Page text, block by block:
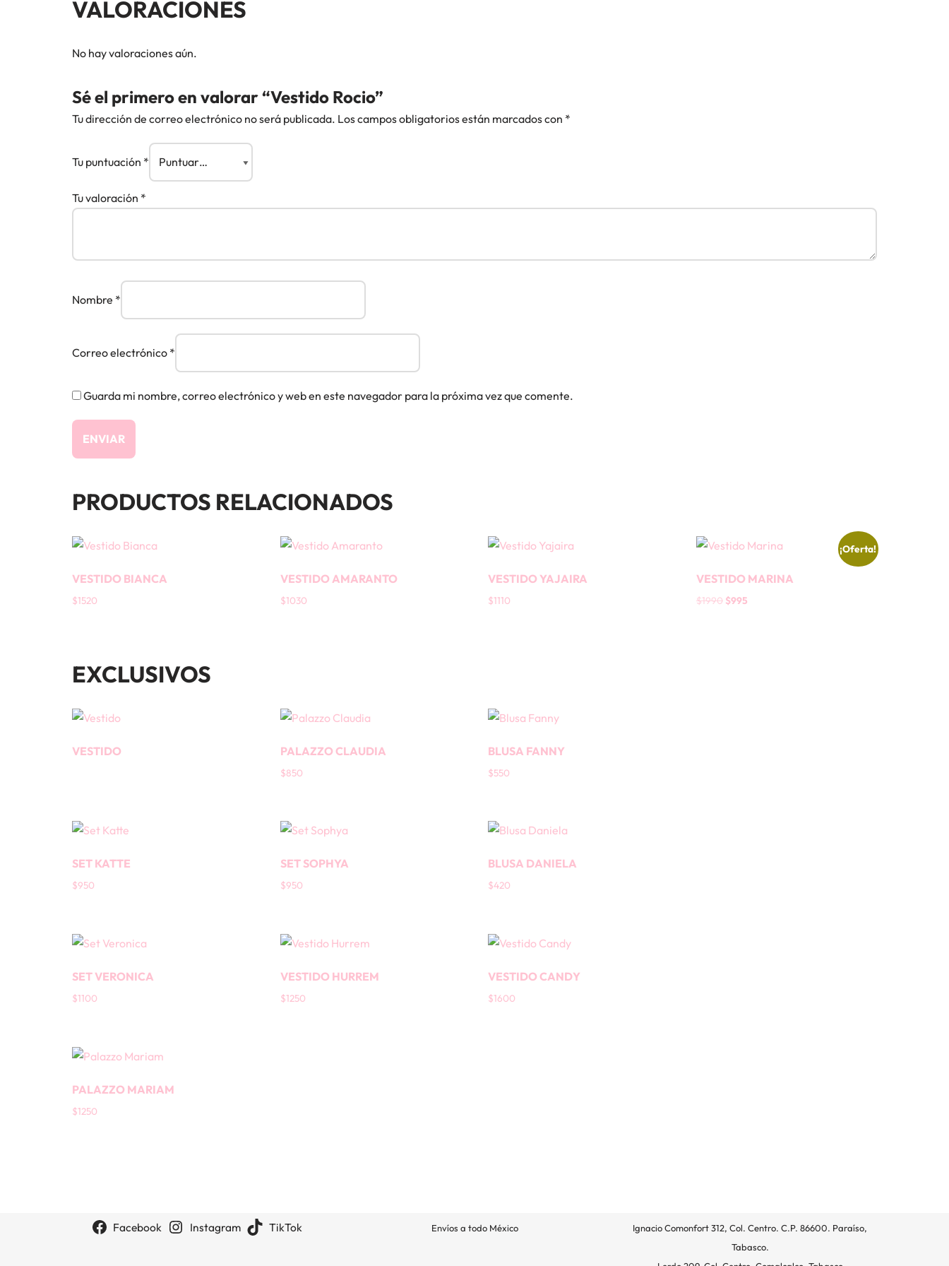
VALORACIONES
No hay valoraciones aún.
Sé el primero en valorar “Vestido Rocio”
Tu dirección de correo electrónico no será publicada. Los campos obligatorios están marcados con *
Tu puntuación *
Tu valoración *
Nombre *
Correo electrónico *
Guarda mi nombre, correo electrónico y web en este navegador para la próxima vez que comente.
PRODUCTOS RELACIONADOS
VESTIDO BIANCA
$1520
VESTIDO AMARANTO
$1030
VESTIDO YAJAIRA
$1110
¡Oferta!
VESTIDO MARINA
$1990 $995
EXCLUSIVOS
VESTIDO PALAZZO CLAUDIA
$850
BLUSA FANNY
$550
SET KATTE
$950
SET SOPHYA
$950
BLUSA DANIELA
$420
SET VERONICA
$1100
VESTIDO HURREM
$1250
VESTIDO CANDY
$1600
PALAZZO MARIAM
$1250
Facebook Instagram TikTok Envíos a todo México
Ignacio Comonfort 312, Col. Centro. C.P. 86600. Paraíso,
Tabasco.